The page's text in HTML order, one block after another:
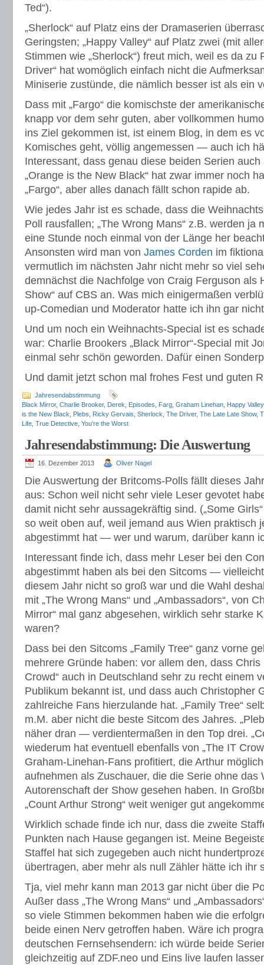
Ted“).
„Sherlock“ auf Platz eins der Dramaserien
Geringsten; „Happy Valley“ auf Platz zwei (mit
Stimmen wie „Sherlock“) freut mich, weil es da zu
Driver“ hat womöglich einfach nicht die
Miniserie zustünde, die nämlich besser ist als ein
Dass mit „Fargo“ die komischste der
knapp vor dem sehr guten, aber vollkommen
ins Ziel gekommen ist, ist einem Blog, in dem es
Komisches geht, völlig angemessen — auch ich
Interessant, dass genau diese beiden Serien
„Orange is the New Black“ hat zwar immer noch
„Fargo“, aber alles danach fällt schon rapide ab.
Wie jedes Jahr ist es schade, dass die
Poll rausfallen; „The Wrong Mans“ z.B. werden ja
eine Stunde noch einmal von der Länge her
Ansonsten wird man von James Corden im
vermutlich im nächsten Jahr nicht mehr so viel
demnächst die Nachfolge von Craig Ferguson als
Show“ auf CBS an. Was mich einigermaßen
up-Comedian und Moderator hatte ich ihn gar
Und um noch ein Weihnachts-Special ist es
war: Charlie Brookers „Black Mirror“-Special mit
einmal sehr schön geworden. Dafür einen
Und damit jetzt schon mal frohes Fest und guten
Jahresendabstimmung
Black Mirror, Charlie Brooker, Derek Episodes Farg Graham Linehan Happy Valley
is the New Black
Plebs Ricky Gervais Sherlock The Driver, The Late Late Show,
Life True Detective You're the Worst
Jahresendabstimmung: Die Auswertung
16. Dezember 2013 Oliver Nagel
Die Auswertung der Britcoms-Polls fällt dieses
aus: Schon weil nicht sehr viele Leser gevotet
damit nicht sehr aussagekräftig sind. („Some
so weit oben auf, weil jemand aus Wien praktisch
abgestimmt hat — wer und warum, darüber kann
Interessant finde ich, dass mehr Leser bei den
abgestimmt haben als bei den Sitcoms —
diesem Jahr nicht so groß war und die Wahl
mit „The Wrong Mans“ und „Ambassadors“, von
Mirror“ mal ganz abgesehen, wirklich sehr starke
waren?
Dass bei den Sitcoms „Family Tree“ ganz vorne
mehrere Gründe haben: vor allem den, dass Chris
Crowd“ auch in Deutschland sehr zu recht einem
Publikum bekannt ist, und dass auch Christopher
zahlreiche Fans hierzulande hat. „Family Tree“
m.M. aber nicht die beste Sitcom des Jahres.
näher dran — verdientermaßen in den Top drei.
wiederum hat eventuell ebenfalls von „The IT
Graham-Linehan-Fans profitiert, die Arthur
aufnehmen als Zuschauer, die die Serie ohne das
Autorenschaft der Show gesehen haben. In
„Count Arthur Strong“ weit weniger gut
Wirklich schade finde ich nur, dass die zweite
Punkten nach Hause gegangen ist. Meine
Staffel hat sich zugegeben auch nicht
übertragen, aber mehr als null Zähler hätte ich ihr
Tja, viel mehr kann man 2013 gar nicht über die
Außer dass „The Wrong Mans“ und
so viele Stimmen bekommen haben wie die
beide einen Nerv getroffen haben. Wäre ich
deutschen Fernsehsendern: ich würde beide
gleichzeitig auf ZDF.neo und Eins live laufen